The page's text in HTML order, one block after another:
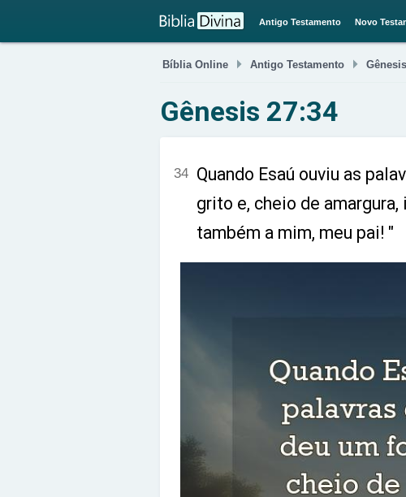
Antigo Testamento Novo
Bíblia Online  Antigo Testamento  Gênesis
Gênesis 27:34
34 Quando Esaú ouviu as
grito e, cheio de
também a mim, meu pai! "